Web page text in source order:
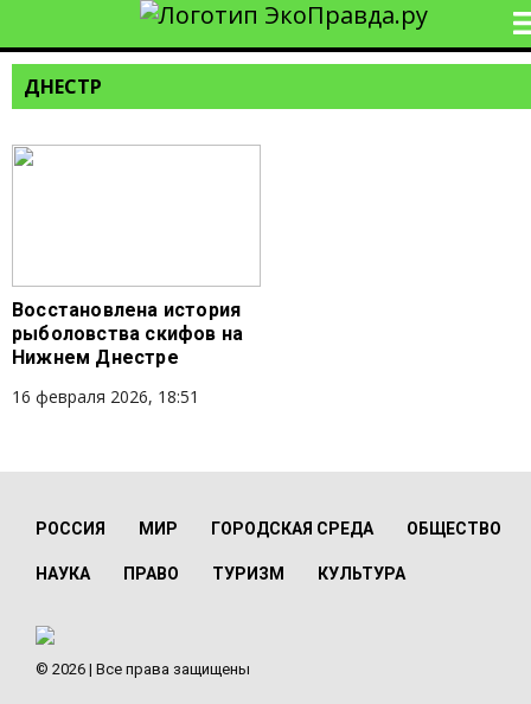
ДНЕСТР
Восстановлена история
рыболовства скифов на
Нижнем Днестре
16 февраля 2026, 18:51
РОССИЯ МИР ГОРОДСКАЯ СРЕДА ОБЩЕСТВО
НАУКА ПРАВО ТУРИЗМ КУЛЬТУРА
© 2026 | Все права защищены